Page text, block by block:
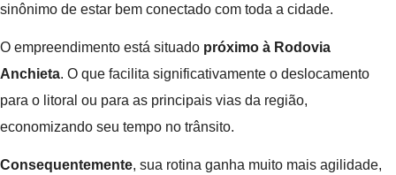
sinônimo de estar bem conectado com toda a cidade.
O empreendimento está situado próximo à Rodovia
Anchieta. O que facilita significativamente o deslocamento
para o litoral ou para as principais vias da região,
economizando seu tempo no trânsito.
Consequentemente, sua rotina ganha muito mais agilidade,